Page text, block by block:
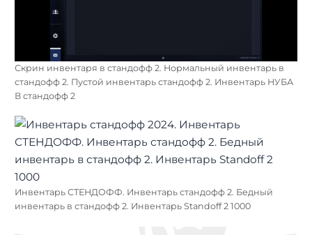
Скрин инвентаря в стандофф 2. Нормальный инвентарь в
стандофф 2. Пустой инвентарь стандофф 2. Инвентарь НУБА
В стандофф 2
Инвентарь СТЕНДОФФ. Инвентарь стандофф 2. Бедный
инвентарь в стандофф 2. Инвентарь Standoff 2 1000